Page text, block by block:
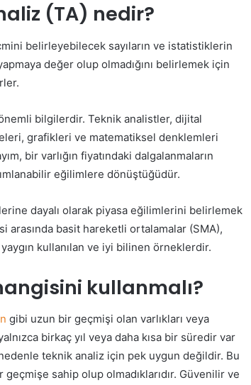
(TA) nedir?
belirleyebilecek sayıların ve istatistiklerin
değer olup olmadığını belirlemek için
bilgilerdir. Teknik analistler, dijital
grafikleri ve matematiksel denklemleri
bir varlığın fiyatındaki dalgalanmaların
eğilimlere dönüştüğüdür.
dayalı olarak piyasa eğilimlerini belirlemek
arasında basit hareketli ortalamalar (SMA),
kullanılan ve iyi bilinen örneklerdir.
kullanmalı?
gibi uzun bir geçmişi olan varlıkları veya
birkaç yıl veya daha kısa bir süredir var
teknik analiz için pek uygun değildir. Bu
sahip olup olmadıklarıdır. Güvenilir ve